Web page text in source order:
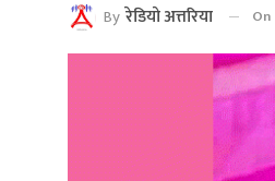
By रेडियाे अत्तरिया On